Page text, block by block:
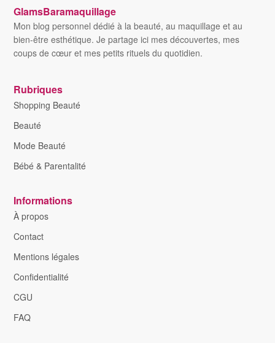
GlamsBaramaquillage
Mon blog personnel dédié à la beauté, au maquillage et au
bien-être esthétique. Je partage ici mes découvertes, mes
coups de cœur et mes petits rituels du quotidien.
Rubriques
Shopping Beauté
Beauté
Mode Beauté
Bébé & Parentalité
Informations
À propos
Contact
Mentions légales
Confidentialité
CGU
FAQ